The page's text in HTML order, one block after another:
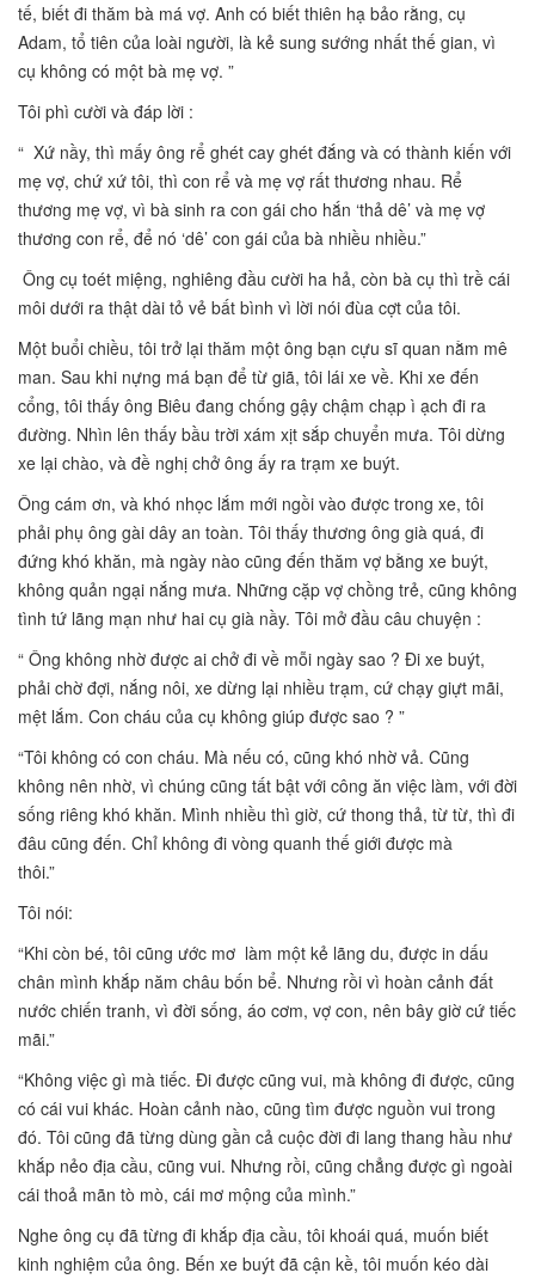
tế, biết đi thăm bà má vợ. Anh có biết thiên hạ bảo rằng, cụ
Adam, tổ tiên của loài người, là kẻ sung sướng nhất thế gian, vì
cụ không có một bà mẹ vợ. ”
Tôi phì cười và đáp lời :
“ Xứ nầy, thì mấy ông rể ghét cay ghét đắng và có thành kiến với
mẹ vợ, chứ xứ tôi, thì con rể và mẹ vợ rất thương nhau. Rể
thương mẹ vợ, vì bà sinh ra con gái cho hắn ‘thả dê’ và mẹ vợ
thương con rể, để nó ‘dê’ con gái của bà nhiều nhiều.”
Ông cụ toét miệng, nghiêng đầu cười ha hả, còn bà cụ thì trề cái
môi dưới ra thật dài tỏ vẻ bất bình vì lời nói đùa cợt của tôi.
Một buổi chiều, tôi trở lại thăm một ông bạn cựu sĩ quan nằm mê
man. Sau khi nựng má bạn để từ giã, tôi lái xe về. Khi xe đến
cổng, tôi thấy ông Biêu đang chống gậy chậm chạp ì ạch đi ra
đường. Nhìn lên thấy bầu trời xám xịt sắp chuyển mưa. Tôi dừng
xe lại chào, và đề nghị chở ông ấy ra trạm xe buýt.
Ông cám ơn, và khó nhọc lắm mới ngồi vào được trong xe, tôi
phải phụ ông gài dây an toàn. Tôi thấy thương ông già quá, đi
đứng khó khăn, mà ngày nào cũng đến thăm vợ bằng xe buýt,
không quản ngại nắng mưa. Những cặp vợ chồng trẻ, cũng không
tình tứ lãng mạn như hai cụ già nầy. Tôi mở đầu câu chuyện :
“ Ông không nhờ được ai chở đi về mỗi ngày sao ? Đi xe buýt,
phải chờ đợi, nắng nôi, xe dừng lại nhiều trạm, cứ chạy giựt mãi,
mệt lắm. Con cháu của cụ không giúp được sao ? ”
“Tôi không có con cháu. Mà nếu có, cũng khó nhờ vả. Cũng
không nên nhờ, vì chúng cũng tất bật với công ăn việc làm, với đời
sống riêng khó khăn. Mình nhiều thì giờ, cứ thong thả, từ từ, thì đi
đâu cũng đến. Chỉ không đi vòng quanh thế giới được mà
thôi.”
Tôi nói:
“Khi còn bé, tôi cũng ước mơ làm một kẻ lãng du, được in dấu
chân mình khắp năm châu bốn bể. Nhưng rồi vì hoàn cảnh đất
nước chiến tranh, vì đời sống, áo cơm, vợ con, nên bây giờ cứ tiếc
mãi.”
“Không việc gì mà tiếc. Đi được cũng vui, mà không đi được, cũng
có cái vui khác. Hoàn cảnh nào, cũng tìm được nguồn vui trong
đó. Tôi cũng đã từng dùng gần cả cuộc đời đi lang thang hầu như
khắp nẻo địa cầu, cũng vui. Nhưng rồi, cũng chẳng được gì ngoài
cái thoả mãn tò mò, cái mơ mộng của mình.”
Nghe ông cụ đã từng đi khắp địa cầu, tôi khoái quá, muốn biết
kinh nghiệm của ông. Bến xe buýt đã cận kề, tôi muốn kéo dài